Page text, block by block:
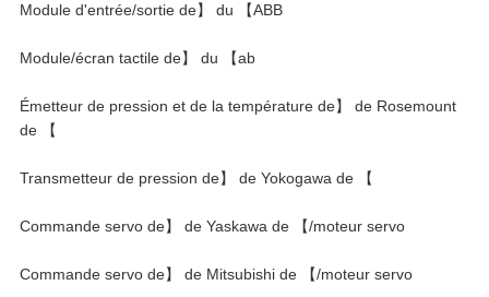
Module d'entrée/sortie de】 du 【ABB
Module/écran tactile de】 du 【ab
Émetteur de pression et de la température de】 de Rosemount
de 【
Transmetteur de pression de】 de Yokogawa de 【
Commande servo de】 de Yaskawa de 【/moteur servo
Commande servo de】 de Mitsubishi de 【/moteur servo